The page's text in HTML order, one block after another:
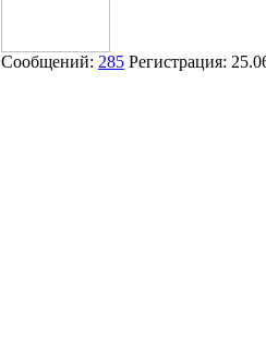
Сообщений: 285 Регистрация: